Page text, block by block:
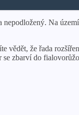
nepodložený. Na
vědět, že řada
zbarví do